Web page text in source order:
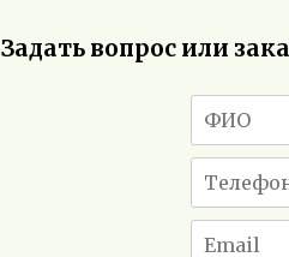
Задать вопрос или